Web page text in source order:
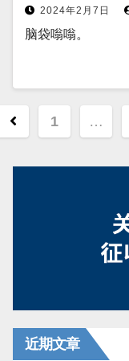
2024年2月7日
脑袋嗡嗡。
1 …
近期文章